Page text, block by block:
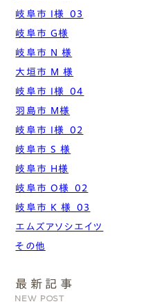
岐阜市 I様_03
岐阜市 G様
岐阜市 N 様
大垣市 M 様
岐阜市 I様_04
羽島市 M様
岐阜市 I様_02
岐阜市 S 様
岐阜市 H様
岐阜市 O様_02
岐阜市 K 様_03
エムズアソシエイツ
その他
最新記事
NEW POST